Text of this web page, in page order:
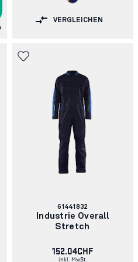
VERGLEICHEN
Artikelnummer:
61441832
Industrie Overall
Stretch
152.04CHF
inkl. MwSt.